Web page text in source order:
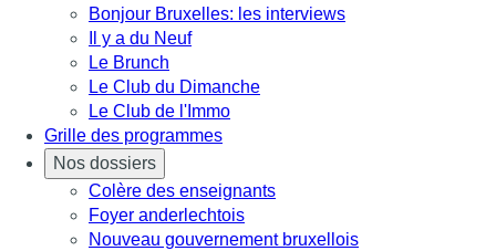
Bonjour Bruxelles: les interviews
Il y a du Neuf
Le Brunch
Le Club du Dimanche
Le Club de l'Immo
Grille des programmes
Nos dossiers
Colère des enseignants
Foyer anderlechtois
Nouveau gouvernement bruxellois